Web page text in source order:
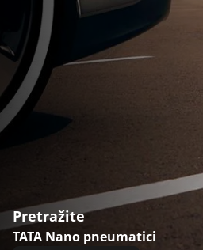
Pretražite
TATA Nano pneumatici